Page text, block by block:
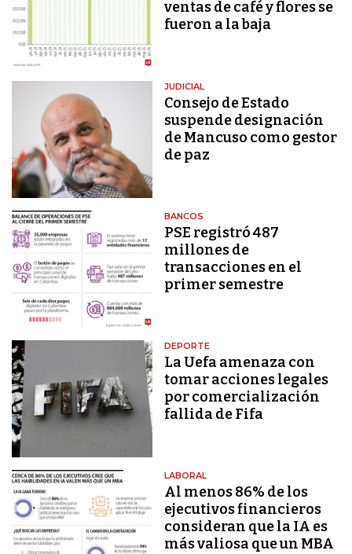
ventas de café y flores se
fueron a la baja
JUDICIAL
Consejo de Estado
suspende designación
de Mancuso como gestor
de paz
BANCOS
PSE registró 487
millones de
transacciones en el
primer semestre
DEPORTE
La Uefa amenaza con
tomar acciones legales
por comercialización
fallida de Fifa
LABORAL
Al menos 86% de los
ejecutivos financieros
consideran que la IA es
más valiosa que un MBA